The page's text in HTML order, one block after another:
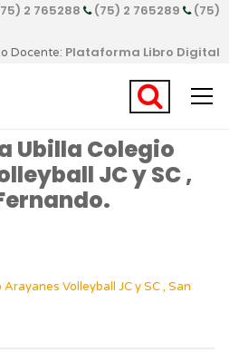
2 765288 (75) 2 765289
(75)
Docente: Plataforma Libro Digital
Ubilla Colegio
JC y SC ,
Volleyball JC y SC , San